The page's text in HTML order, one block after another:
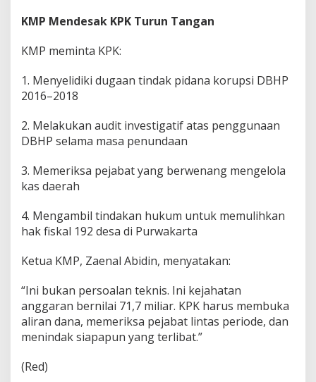
KMP Mendesak KPK Turun Tangan
KMP meminta KPK:
1. Menyelidiki dugaan tindak pidana korupsi DBHP
2016–2018
2. Melakukan audit investigatif atas penggunaan
DBHP selama masa penundaan
3. Memeriksa pejabat yang berwenang mengelola
kas daerah
4. Mengambil tindakan hukum untuk memulihkan
hak fiskal 192 desa di Purwakarta
Ketua KMP, Zaenal Abidin, menyatakan:
“Ini bukan persoalan teknis. Ini kejahatan
anggaran bernilai 71,7 miliar. KPK harus membuka
aliran dana, memeriksa pejabat lintas periode, dan
menindak siapapun yang terlibat.”
(Red)